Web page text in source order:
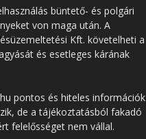
büntető- és polgári
von maga után. A
Kft. követelheti a
és esetleges kárának
pontos és hiteles információk
de a tájékoztatásból fakadó
felelősséget nem vállal.